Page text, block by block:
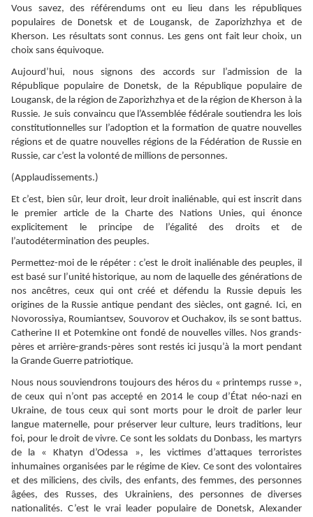
Vous savez, des référendums ont eu lieu dans les républiques
populaires de Donetsk et de Lougansk, de Zaporizhzhya et de
Kherson. Les résultats sont connus. Les gens ont fait leur choix, un
choix sans équivoque.
Aujourd’hui, nous signons des accords sur l’admission de la
République populaire de Donetsk, de la République populaire de
Lougansk, de la région de Zaporizhzhya et de la région de Kherson à la
Russie. Je suis convaincu que l’Assemblée fédérale soutiendra les lois
constitutionnelles sur l’adoption et la formation de quatre nouvelles
régions et de quatre nouvelles régions de la Fédération de Russie en
Russie, car c’est la volonté de millions de personnes.
(Applaudissements.)
Et c’est, bien sûr, leur droit, leur droit inaliénable, qui est inscrit dans
le premier article de la Charte des Nations Unies, qui énonce
explicitement le principe de l’égalité des droits et de
l’autodétermination des peuples.
Permettez-moi de le répéter : c’est le droit inaliénable des peuples, il
est basé sur l’unité historique, au nom de laquelle des générations de
nos ancêtres, ceux qui ont créé et défendu la Russie depuis les
origines de la Russie antique pendant des siècles, ont gagné. Ici, en
Novorossiya, Roumiantsev, Souvorov et Ouchakov, ils se sont battus.
Catherine II et Potemkine ont fondé de nouvelles villes. Nos grands-
pères et arrière-grands-pères sont restés ici jusqu’à la mort pendant
la Grande Guerre patriotique.
Nous nous souviendrons toujours des héros du « printemps russe »,
de ceux qui n’ont pas accepté en 2014 le coup d’État néo-nazi en
Ukraine, de tous ceux qui sont morts pour le droit de parler leur
langue maternelle, pour préserver leur culture, leurs traditions, leur
foi, pour le droit de vivre. Ce sont les soldats du Donbass, les martyrs
de la « Khatyn d’Odessa », les victimes d’attaques terroristes
inhumaines organisées par le régime de Kiev. Ce sont des volontaires
et des miliciens, des civils, des enfants, des femmes, des personnes
âgées, des Russes, des Ukrainiens, des personnes de diverses
nationalités. C’est le vrai leader populaire de Donetsk, Alexander